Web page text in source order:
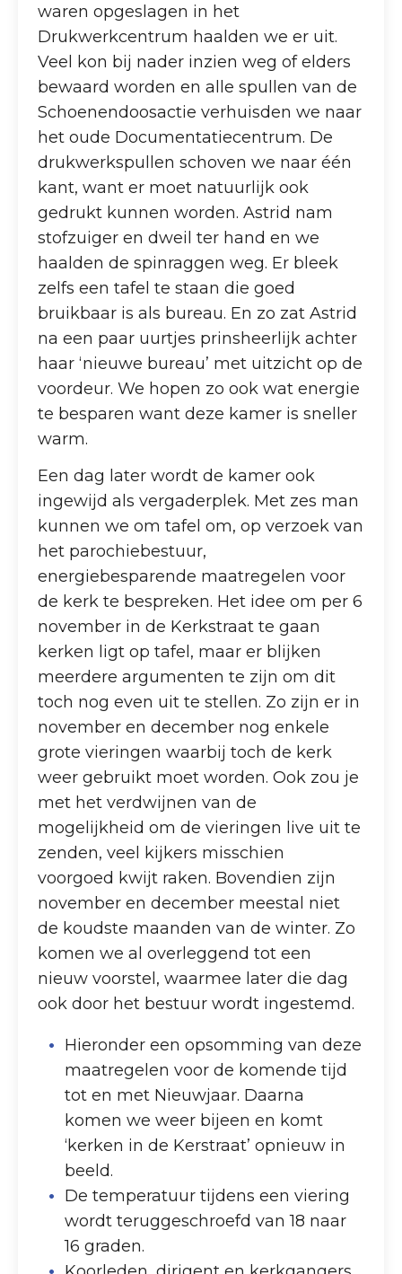
waren opgeslagen in het
Drukwerkcentrum haalden we er uit.
Veel kon bij nader inzien weg of elders
bewaard worden en alle spullen van de
Schoenendoosactie verhuisden we naar
het oude Documentatiecentrum. De
drukwerkspullen schoven we naar één
kant, want er moet natuurlijk ook
gedrukt kunnen worden. Astrid nam
stofzuiger en dweil ter hand en we
haalden de spinraggen weg. Er bleek
zelfs een tafel te staan die goed
bruikbaar is als bureau. En zo zat Astrid
na een paar uurtjes prinsheerlijk achter
haar ‘nieuwe bureau’ met uitzicht op de
voordeur. We hopen zo ook wat energie
te besparen want deze kamer is sneller
warm.
Een dag later wordt de kamer ook
ingewijd als vergaderplek. Met zes man
kunnen we om tafel om, op verzoek van
het parochiebestuur,
energiebesparende maatregelen voor
de kerk te bespreken. Het idee om per 6
november in de Kerkstraat te gaan
kerken ligt op tafel, maar er blijken
meerdere argumenten te zijn om dit
toch nog even uit te stellen. Zo zijn er in
november en december nog enkele
grote vieringen waarbij toch de kerk
weer gebruikt moet worden. Ook zou je
met het verdwijnen van de
mogelijkheid om de vieringen live uit te
zenden, veel kijkers misschien
voorgoed kwijt raken. Bovendien zijn
november en december meestal niet
de koudste maanden van de winter. Zo
komen we al overleggend tot een
nieuw voorstel, waarmee later die dag
ook door het bestuur wordt ingestemd.
Hieronder een opsomming van deze
maatregelen voor de komende tijd
tot en met Nieuwjaar. Daarna
komen we weer bijeen en komt
‘kerken in de Kerstraat’ opnieuw in
beeld.
De temperatuur tijdens een viering
wordt teruggeschroefd van 18 naar
16 graden.